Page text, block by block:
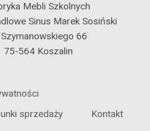
Mebli Szkolnych
Sinus Marek Sosiński
Szymanowskiego 66
75-564 Koszalin
sprzedaży
Kontakt